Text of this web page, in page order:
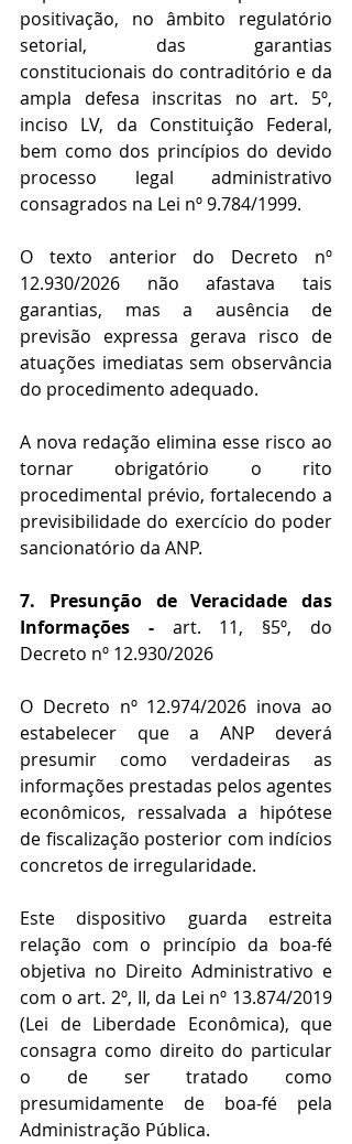
positivação, no âmbito regulatório
setorial, das garantias
constitucionais do contraditório e da
ampla defesa inscritas no art. 5º,
inciso LV, da Constituição Federal,
bem como dos princípios do devido
processo legal administrativo
consagrados na Lei nº 9.784/1999.
O texto anterior do Decreto nº
12.930/2026 não afastava tais
garantias, mas a ausência de
previsão expressa gerava risco de
atuações imediatas sem observância
do procedimento adequado.
A nova redação elimina esse risco ao
tornar obrigatório o rito
procedimental prévio, fortalecendo a
previsibilidade do exercício do poder
sancionatório da ANP.
7. Presunção de Veracidade das
Informações - art. 11, §5º, do
Decreto nº 12.930/2026
O Decreto nº 12.974/2026 inova ao
estabelecer que a ANP deverá
presumir como verdadeiras as
informações prestadas pelos agentes
econômicos, ressalvada a hipótese
de fiscalização posterior com indícios
concretos de irregularidade.
Este dispositivo guarda estreita
relação com o princípio da boa-fé
objetiva no Direito Administrativo e
com o art. 2º, II, da Lei nº 13.874/2019
(Lei de Liberdade Econômica), que
consagra como direito do particular
o de ser tratado como
presumidamente de boa-fé pela
Administração Pública.